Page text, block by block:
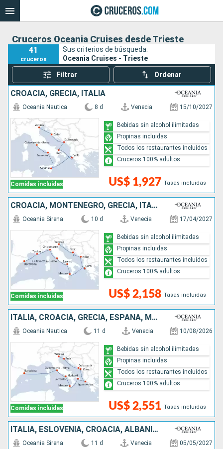
Cruceros Oceania Cruises desde Trieste
41
cruceros
Sus criterios de búsqueda:
Oceania Cruises - Trieste
Filtrar Ordenar
CROACIA, GRECIA, ITALIA
Comidas incluidas
Oceania Nautica 8 d Venecia 15/10/2027
US$ 1,927 Tasas incluidas
Bebidas sin alcohol ilimitadas
Propinas incluidas
Todos los restaurantes incluidos
Cruceros 100% adultos
CROACIA, MONTENEGRO, GRECIA, ITALIA, FRANCIA, ESPAÑA
Comidas incluidas
Oceania Sirena 10 d Venecia 17/04/2027
US$ 2,158 Tasas incluidas
Bebidas sin alcohol ilimitadas
Propinas incluidas
Todos los restaurantes incluidos
Cruceros 100% adultos
ITALIA, CROACIA, GRECIA, ESPAÑA, MONTENEGRO
Comidas incluidas
Oceania Nautica 11 d Venecia 10/08/2026
US$ 2,551 Tasas incluidas
Bebidas sin alcohol ilimitadas
Propinas incluidas
Todos los restaurantes incluidos
Cruceros 100% adultos
ITALIA, ESLOVENIA, CROACIA, ALBANIA, GRECIA, TURQUÍA
Oceania Sirena 11 d Venecia 05/05/2027